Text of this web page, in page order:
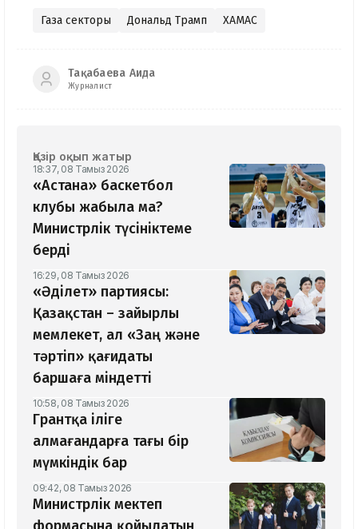
Газа секторы Дональд Трамп ХАМАС
Тақабаева Аида
Журналист
Қазір оқып жатыр
18:37, 08 Тамыз 2026
«Астана» баскетбол
клубы жабыла ма?
Министрлік түсініктеме
берді
16:29, 08 Тамыз 2026
«Әділет» партиясы:
Қазақстан – зайырлы
мемлекет, ал «Заң және
тәртіп» қағидаты
баршаға міндетті
10:58, 08 Тамыз 2026
Грантқа іліге
алмағандарға тағы бір
мүмкіндік бар
09:42, 08 Тамыз 2026
Министрлік мектеп